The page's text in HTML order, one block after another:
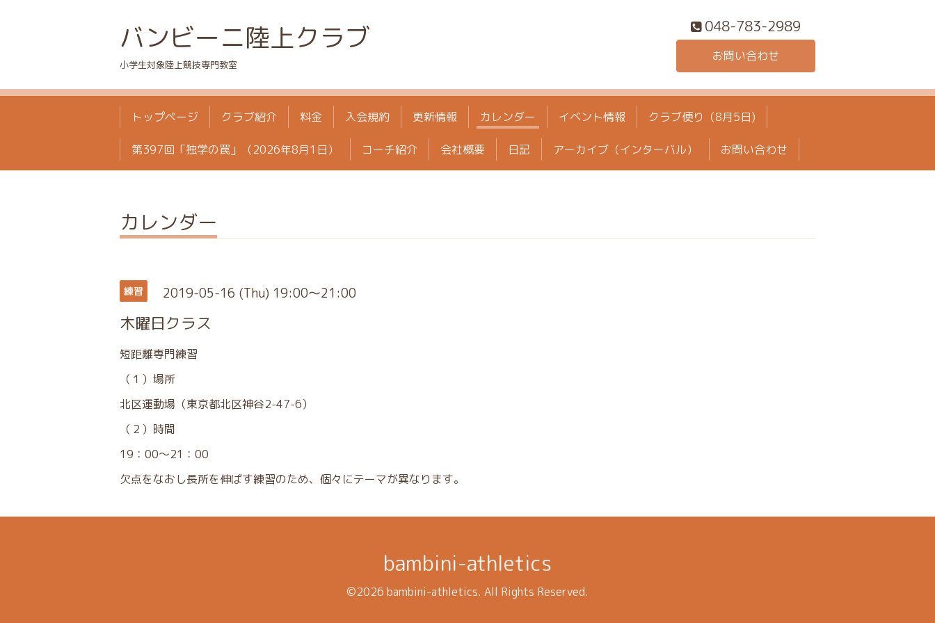
バンビーニ陸上クラブ
小学生対象陸上競技専門教室
048-783-2989
お問い合わせ
トップページ クラブ紹介 料金 入会規約 更新情報 カレンダー イベント情報 クラブ便り（8月5日)
第397回「独学の罠」（2026年8月1日） コーチ紹介 会社概要 日記 アーカイブ（インターバル） お問い合わせ
カレンダー
練習 2019-05-16 (Thu) 19:00～21:00
木曜日クラス
短距離専門練習
（１）場所
北区運動場（東京都北区神谷2-47-6）
（２）時間
19：00～21：00
欠点をなおし長所を伸ばす練習のため、個々にテーマが異なります。
bambini-athletics
©2026 bambini-athletics. All Rights Reserved.